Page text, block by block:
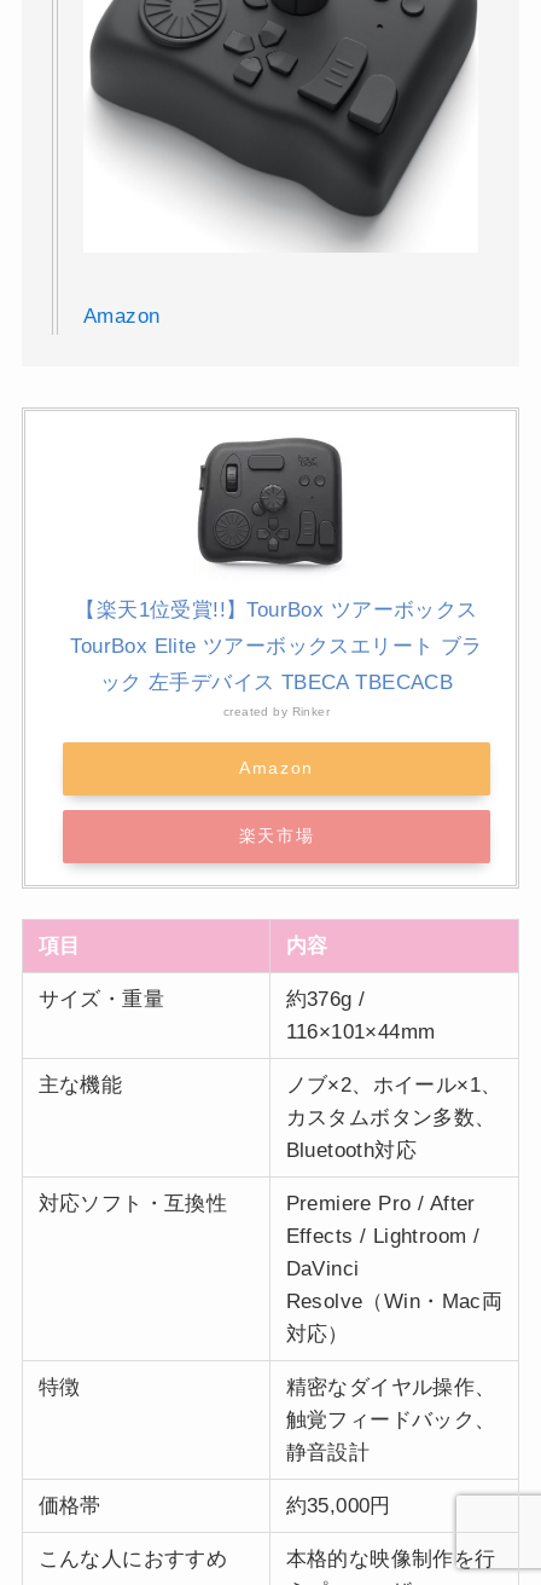
Amazon
【楽天1位受賞!!】TourBox ツアーボックス
TourBox Elite ツアーボックスエリート ブラ
ック 左手デバイス TBECA TBECACB
created by Rinker
Amazon
楽天市場
項目 内容
サイズ・重量
約376g /
116×101×44mm
主な機能
ノブ×2、ホイール×1、
カスタムボタン多数、
Bluetooth対応
対応ソフト・互換性
Premiere Pro / After
Effects / Lightroom /
DaVinci
Resolve（Win・Mac両
対応）
特徴
精密なダイヤル操作、
触覚フィードバック、
静音設計
価格帯 約35,000円
こんな人におすすめ
本格的な映像制作を行